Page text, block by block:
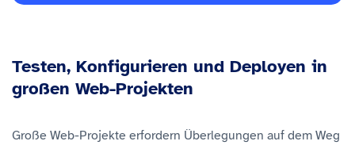
Testen, Konfigurieren und Deployen in
großen Web-Projekten
Große Web-Projekte erfordern Überlegungen auf dem Weg